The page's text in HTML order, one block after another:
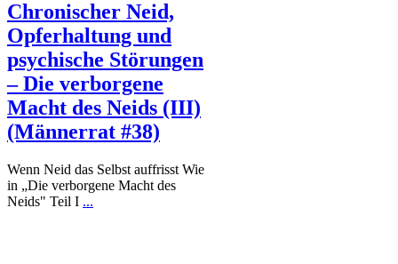
Chronischer Neid,
Opferhaltung und
psychische Störungen
– Die verborgene
Macht des Neids (III)
(Männerrat #38)
Wenn Neid das Selbst auffrisst Wie
in „Die verborgene Macht des
Neids" Teil I ...